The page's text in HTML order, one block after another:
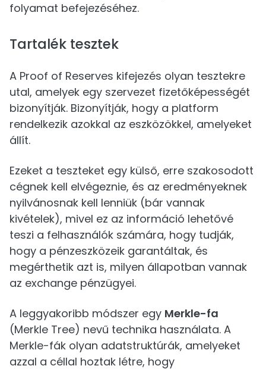
folyamat befejezéséhez.
Tartalék tesztek
A Proof of Reserves kifejezés olyan tesztekre
utal, amelyek egy szervezet fizetőképességét
bizonyítják. Bizonyítják, hogy a platform
rendelkezik azokkal az eszközökkel, amelyeket
állít.
Ezeket a teszteket egy külső, erre szakosodott
cégnek kell elvégeznie, és az eredményeknek
nyilvánosnak kell lenniük (bár vannak
kivételek), mivel ez az információ lehetővé
teszi a felhasználók számára, hogy tudják,
hogy a pénzeszközeik garantáltak, és
megérthetik azt is, milyen állapotban vannak
az exchange pénzügyei.
A leggyakoribb módszer egy Merkle-fa
(Merkle Tree) nevű technika használata. A
Merkle-fák olyan adatstruktúrák, amelyeket
azzal a céllal hoztak létre, hogy